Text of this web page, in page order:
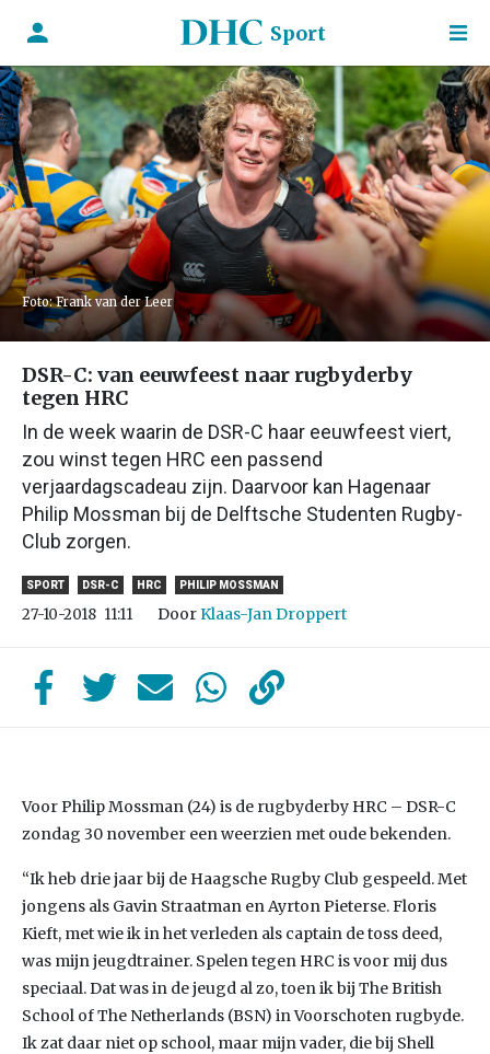
Sport
Foto: Frank van der Leer
DSR-C: van eeuwfeest naar rugbyderby
tegen HRC
In de week waarin de DSR-C haar eeuwfeest viert,
zou winst tegen HRC een passend
verjaardagscadeau zijn. Daarvoor kan Hagenaar
Philip Mossman bij de Delftsche Studenten Rugby-
Club zorgen.
SPORT DSR-C HRC PHILIP MOSSMAN
27-10-2018 11:11 DoorKlaas-Jan Droppert
Voor Philip Mossman (24) is de rugbyderby HRC – DSR-C
zondag 30 november een weerzien met oude bekenden.
“Ik heb drie jaar bij de Haagsche Rugby Club gespeeld. Met
jongens als Gavin Straatman en Ayrton Pieterse. Floris
Kieft, met wie ik in het verleden als captain de toss deed,
was mijn jeugdtrainer. Spelen tegen HRC is voor mij dus
speciaal. Dat was in de jeugd al zo, toen ik bij The British
School of The Netherlands (BSN) in Voorschoten rugbyde.
Ik zat daar niet op school, maar mijn vader, die bij Shell